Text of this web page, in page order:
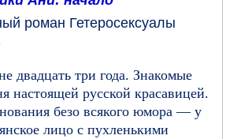
роман Гетеросексуалы
двадцать три года. Знакомые
настоящей русской красавицей.
безо всякого юмора — у
лицо с пухленькими